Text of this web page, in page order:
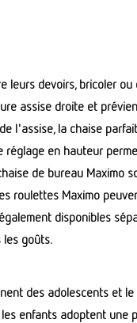
devoirs, bricoler
assise droite et
l'assise, la chaise
en hauteur
de bureau
Maximo
disponibles
les goûts.
des adolescents et
enfants adoptent